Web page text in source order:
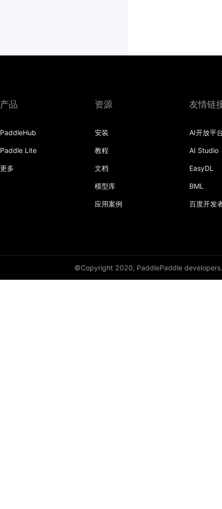
产品
PaddleHub
Paddle Lite
更多
资源
安装
教程
文档
模型库
应用案例
友情链
AI开放平
AI Studio
EasyDL
BML
百度开发
©Copyright 2020, PaddlePaddle developers.